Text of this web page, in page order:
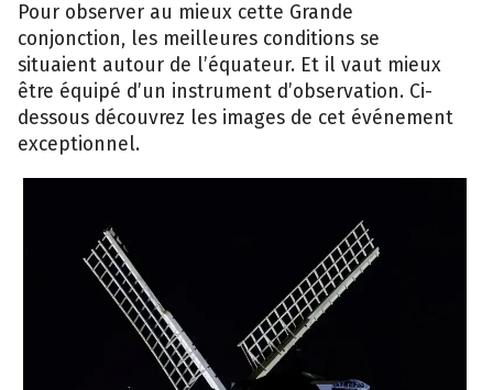
Pour observer au mieux cette Grande
conjonction, les meilleures conditions se
situaient autour de l’équateur. Et il vaut mieux
être équipé d’un instrument d’observation. Ci-
dessous découvrez les images de cet événement
exceptionnel.
Des
passionnés
d’astronomie
observent
la
Grande
conjonfction
depuis
le
Kansas
–